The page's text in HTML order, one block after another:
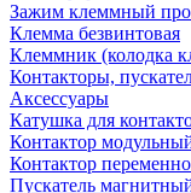
Зажим клеммный
Клемма безвинтовая
Клеммник (колодка
Контакторы,
Аксессуары
Катушка для
Контактор
Контактор
Пускатель